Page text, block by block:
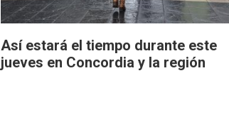
Así estará el tiempo durante este
jueves en Concordia y la región